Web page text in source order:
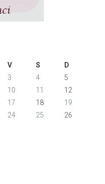
V S
D
3 4
5
10 11
12
17 18
19
24 25
26